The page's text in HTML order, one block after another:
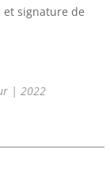
et signature de
| 2022